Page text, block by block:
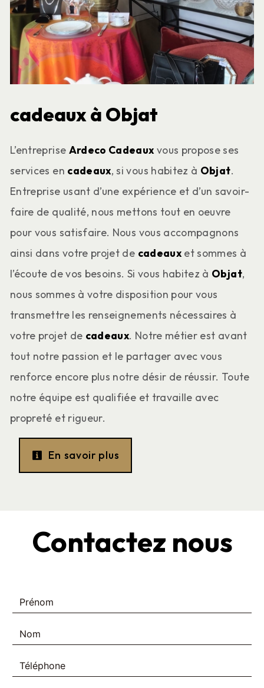
cadeaux à Objat
L’entreprise Ardeco Cadeauxvous propose ses
services en cadeaux, si vous habitez à Objat.
Entreprise usant d’une expérience et d’un savoir-
faire de qualité, nous mettons tout en oeuvre
pour vous satisfaire. Nous vous accompagnons
ainsi dans votre projet de cadeauxet sommes à
l’écoute de vos besoins. Si vous habitez à Objat,
nous sommes à votre disposition pour vous
transmettre les renseignements nécessaires à
votre projet de cadeaux. Notre métier est avant
tout notre passion et le partager avec vous
renforce encore plus notre désir de réussir. Toute
notre équipe est qualifiée et travaille avec
propreté et rigueur.
En savoir plus
Contactez nous